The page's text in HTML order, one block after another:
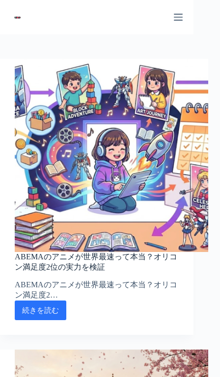
ABEMAのアニメが世界最速って本当？オリコ
ン満足度2位の実力を検証
ABEMAのアニメが世界最速って本当？オリコ
ン満足度2…
続きを読む
ABEMA
メ